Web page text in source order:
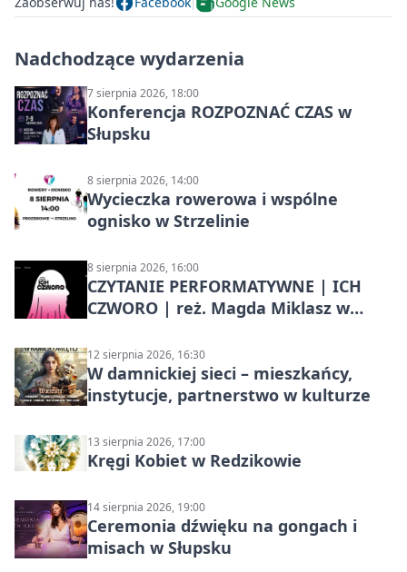
Nadchodzące wydarzenia
7 sierpnia 2026, 18:00
Konferencja ROZPOZNAĆ CZAS w
Słupsku
8 sierpnia 2026, 14:00
Wycieczka rowerowa i wspólne
ognisko w Strzelinie
8 sierpnia 2026, 16:00
CZYTANIE PERFORMATYWNE | ICH
CZWORO | reż. Magda Miklasz w
12 sierpnia 2026, 16:30
W damnickiej sieci – mieszkańcy,
instytucje, partnerstwo w kulturze
13 sierpnia 2026, 17:00
Kręgi Kobiet w Redzikowie
14 sierpnia 2026, 19:00
Ceremonia dźwięku na gongach i
misach w Słupsku